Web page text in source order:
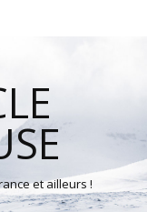
et ailleurs !